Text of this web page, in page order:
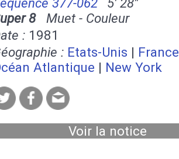
377-062
5' 28''
8Muet - Couleur
: 1981
: Etats-Unis | France
Atlantique | New York
Voir la notice